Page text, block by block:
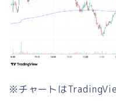
※チャートは